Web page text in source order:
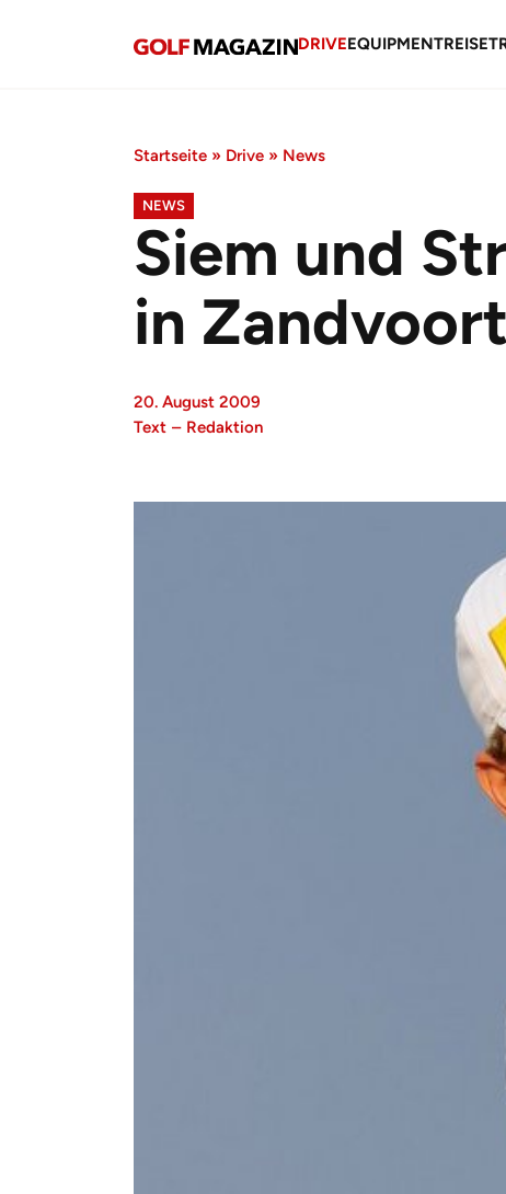
DRIVEEQUIPMENTREISE
Startseite » Drive » News
NEWS
Siem und
in Zandvoort
20. August 2009
Text – Redaktion